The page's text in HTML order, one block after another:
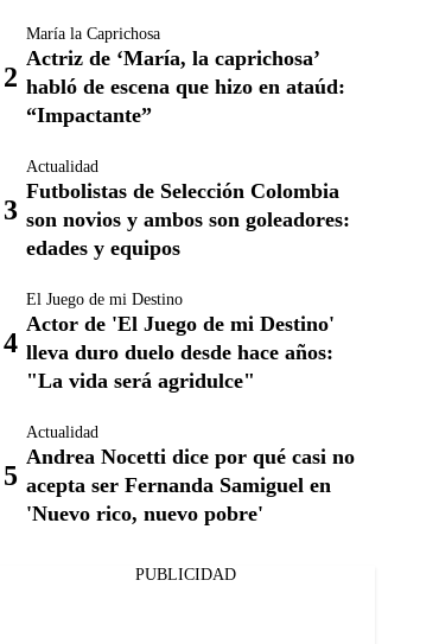
María la Caprichosa
Actriz de ‘María, la caprichosa’
habló de escena que hizo en ataúd:
“Impactante”
Actualidad
Futbolistas de Selección Colombia
son novios y ambos son goleadores:
edades y equipos
El Juego de mi Destino
Actor de 'El Juego de mi Destino'
lleva duro duelo desde hace años:
"La vida será agridulce"
Actualidad
Andrea Nocetti dice por qué casi no
acepta ser Fernanda Samiguel en
'Nuevo rico, nuevo pobre'
PUBLICIDAD